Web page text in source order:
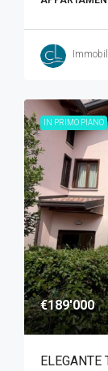
IN PRIMO PIANO
€189'000
ELEGANTE